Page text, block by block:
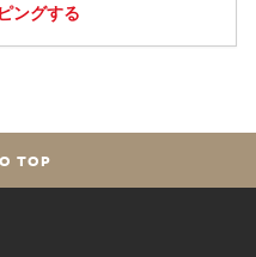
ングする
TOP